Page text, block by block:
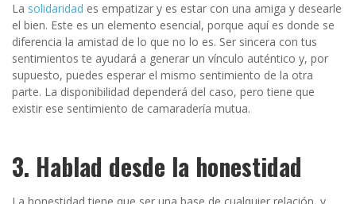
La solidaridad es empatizar y es estar con una amiga y desearle
el bien. Este es un elemento esencial, porque aquí es donde se
diferencia la amistad de lo que no lo es. Ser sincera con tus
sentimientos te ayudará a generar un vínculo auténtico y, por
supuesto, puedes esperar el mismo sentimiento de la otra
parte. La disponibilidad dependerá del caso, pero tiene que
existir ese sentimiento de camaradería mutua.
3. Hablad desde la honestidad